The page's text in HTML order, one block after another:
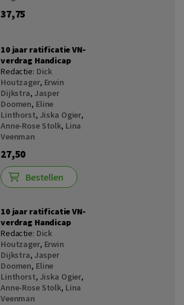
37,75
10 jaar ratificatie VN-
verdrag Handicap
Redactie: Dick
Houtzager, Erwin
Dijkstra, Jasper
Doomen, Eline
Linthorst, Jiska Ogier,
Anne-Rose Stolk, Lina
Veenman
27,50
Bestellen
10 jaar ratificatie VN-
verdrag Handicap
Redactie: Dick
Houtzager, Erwin
Dijkstra, Jasper
Doomen, Eline
Linthorst, Jiska Ogier,
Anne-Rose Stolk, Lina
Veenman